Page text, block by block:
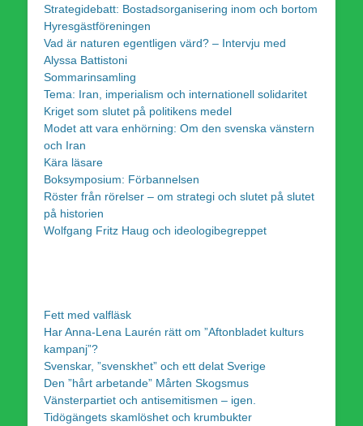
Strategidebatt: Bostadsorganisering inom och bortom
Hyresgästföreningen
Vad är naturen egentligen värd? – Intervju med
Alyssa Battistoni
Sommarinsamling
Tema: Iran, imperialism och internationell solidaritet
Kriget som slutet på politikens medel
Modet att vara enhörning: Om den svenska vänstern
och Iran
Kära läsare
Boksymposium: Förbannelsen
Röster från rörelser – om strategi och slutet på slutet
på historien
Wolfgang Fritz Haug och ideologibegreppet
Fett med valfläsk
Har Anna-Lena Laurén rätt om ”Aftonbladet kulturs
kampanj”?
Svenskar, ”svenskhet” och ett delat Sverige
Den ”hårt arbetande” Mårten Skogsmus
Vänsterpartiet och antisemitismen – igen.
Tidögängets skamlöshet och krumbukter